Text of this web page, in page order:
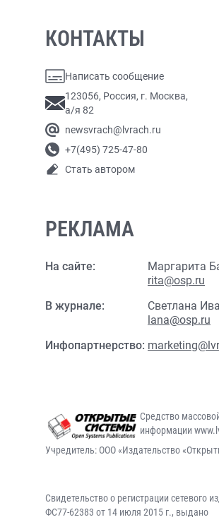
КОНТАКТЫ
Написать сообщение
123056, Россия, г. Москва,
а/я 82
newsvrach@lvrach.ru
+7(495) 725-47-80
Стать автором
РЕКЛАМА
На сайте:
Маргарита
rita@osp.ru
В журнале:
Светлана
lana@osp.ru
Инфопартнерство:
Средство
информации
Учредитель: ООО «Издательство
Свидетельство о регистрации сетевого
ФС77-62383 от 14 июля 2015 г., выдано